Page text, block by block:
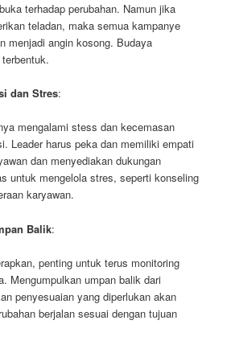
terhadap perubahan. Namun jika
teladan, maka semua kampanye
menjadi angin kosong. Budaya
dan Stres:
mengalami stess dan kecemasan
Leader harus peka dan memiliki empati
dan menyediakan dukungan
untuk mengelola stres, seperti konseling
karyawan.
Balik:
penting untuk terus monitoring
Mengumpulkan umpan balik dari
penyesuaian yang diperlukan akan
berjalan sesuai dengan tujuan